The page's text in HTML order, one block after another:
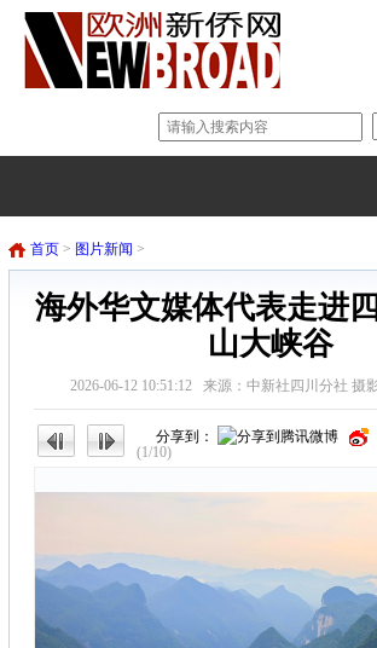
首页 > 图片新闻 >
海外华文媒体代表走进
山大峡谷
2026-06-12 10:51:12 来源：中新社四川分社 摄
(1/10)
分享到：